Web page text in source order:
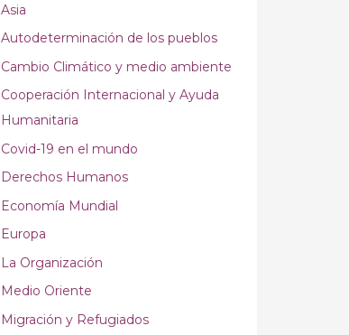
Asia
Autodeterminación de los pueblos
Cambio Climático y medio ambiente
Cooperación Internacional y Ayuda
Humanitaria
Covid-19 en el mundo
Derechos Humanos
Economía Mundial
Europa
La Organización
Medio Oriente
Migración y Refugiados